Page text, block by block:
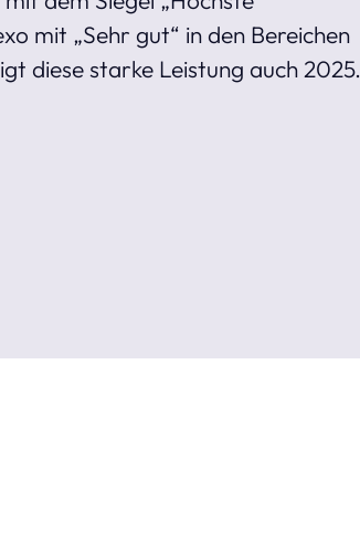
mit „Sehr gut“ in den Bereichen
diese starke Leistung auch 2025.